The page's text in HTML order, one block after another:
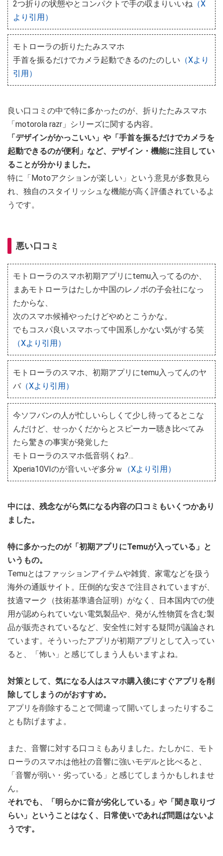
2つ折りの状態やとコンパクトで手の収まりいいね （X
より引用）
モトローラの折りたたみスマホ
手首を振るだけでカメラ起動できるのたのしい （Xより
引用）
良い口コミの中で特に多かったのが、折りたたみスマホ
「motorola razr」シリーズに関する内容。
「デザインがかっこいい」や「手首を振るだけでカメラを
起動できるのが便利」など、デザイン・機能に注目してい
ることが分かりました。
特に「Motoアクションが楽しい」という意見が多数見ら
れ、独自のスタイリッシュな機能が高く評価されているよ
うです。
悪い口コミ
モトローラのスマホ初期アプリにtemu入ってるのか、
まあモトローラはたしか中国のレノボの子会社になっ
たからな、
次のスマホ候補やったけどやめとこうかな。
でもコスパ良いスマホって中国系しかない気がする笑
（Xより引用）
モトローラのスマホ、初期アプリにtemu入ってんのヤ
バ（Xより引用）
今ソフバンの人が忙しいらしくて少し待ってるとこな
んだけど、せっかくだからとスピーカー聴き比べてみ
たら驚きの事実が発覚した
モトローラのスマホ低音弱くね?…
Xperia10VIのが音いいぞ多分ｗ
（Xより引用）
中には、残念ながら気になる内容の口コミもいくつかあり
ました。
特に多かったのが「初期アプリにTemuが入っている」と
いうもの。
Temuとはファッションアイテムや雑貨、家電などを扱う
海外の通販サイト。圧倒的な安さで注目されていますが、
技適マーク（技術基準適合証明）がなく、日本国内での使
用が認められていない電気製品や、発がん性物質を含む製
品が販売されているなど、安全性に対する疑問が議論され
ています。そういったアプリが初期アプリとして入ってい
ると、「怖い」と感じてしまう人もいますよね。
対策として、気になる人はスマホ購入後にすぐアプリを削
除してしまうのがおすすめ。
アプリを削除することで間違って開いてしまったりするこ
とも防げますよ。
また、音響に対する口コミもありました。たしかに、モト
ローラのスマホは他社の音響に強いモデルと比べると、
「音響が弱い・劣っている」と感じてしまうかもしれませ
ん。
それでも、「明らかに音が劣化している」や「聞き取りづ
らい」ということはなく、日常使いであれば問題はないよ
うです。